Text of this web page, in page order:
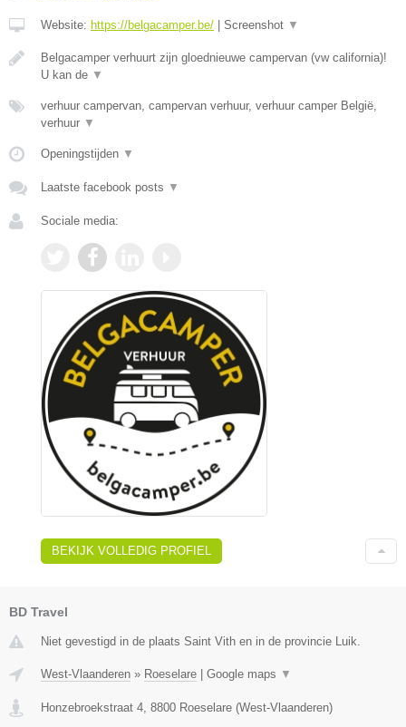
Website: https://belgacamper.be/ Screenshot ▼
Belgacamper verhuurt zijn gloednieuwe campervan (vw california)!
U kan de ▼
verhuur campervan, campervan verhuur, verhuur camper België,
verhuur ▼
Openingstijden ▼
Laatste facebook posts ▼
Sociale media:
BEKIJK VOLLEDIG PROFIEL
BD Travel
Niet gevestigd in de plaats Saint Vith en in de provincie Luik.
West-Vlaanderen » Roeselare Google maps ▼
Honzebroekstraat 4, 8800 Roeselare (West-Vlaanderen)